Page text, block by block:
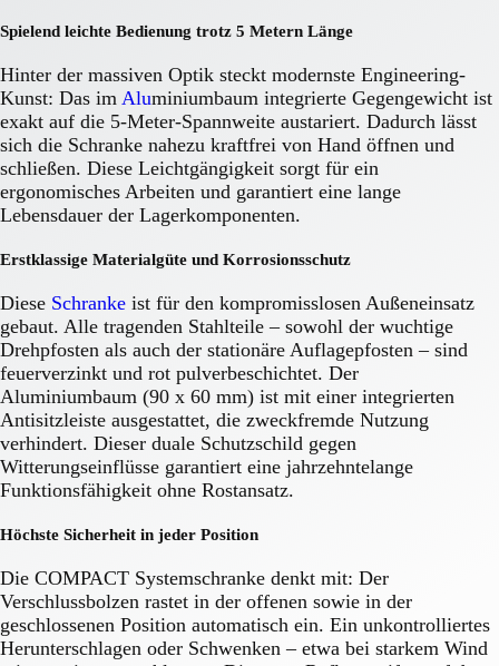
Spielend leichte Bedienung trotz 5 Metern Länge
Hinter der massiven Optik steckt modernste Engineering-
Kunst: Das im Aluminiumbaum integrierte Gegengewicht ist
exakt auf die 5-Meter-Spannweite austariert. Dadurch lässt
sich die Schranke nahezu kraftfrei von Hand öffnen und
schließen. Diese Leichtgängigkeit sorgt für ein
ergonomisches Arbeiten und garantiert eine lange
Lebensdauer der Lagerkomponenten.
Erstklassige Materialgüte und Korrosionsschutz
Diese Schranke ist für den kompromisslosen Außeneinsatz
gebaut. Alle tragenden Stahlteile – sowohl der wuchtige
Drehpfosten als auch der stationäre Auflagepfosten – sind
feuerverzinkt und rot pulverbeschichtet. Der
Aluminiumbaum (90 x 60 mm) ist mit einer integrierten
Antisitzleiste ausgestattet, die zweckfremde Nutzung
verhindert. Dieser duale Schutzschild gegen
Witterungseinflüsse garantiert eine jahrzehntelange
Funktionsfähigkeit ohne Rostansatz.
Höchste Sicherheit in jeder Position
Die COMPACT Systemschranke denkt mit: Der
Verschlussbolzen rastet in der offenen sowie in der
geschlossenen Position automatisch ein. Ein unkontrolliertes
Herunterschlagen oder Schwenken – etwa bei starkem Wind